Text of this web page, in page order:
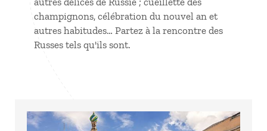
champignons, célébration du nouvel an et
autres habitudes… Partez à la rencontre des
Russes tels qu'ils sont.